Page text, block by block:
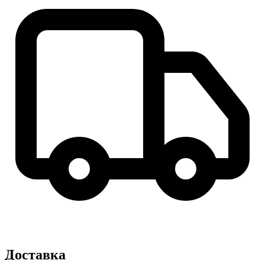
Доставка